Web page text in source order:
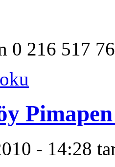
0 216 517
- 14:28